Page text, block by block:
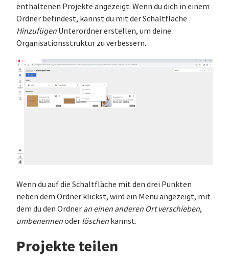
enthaltenen Projekte angezeigt. Wenn du dich in einem
Ordner befindest, kannst du mit der Schaltfläche
Hinzufügen Unterordner erstellen, um deine
Organisationsstruktur zu verbessern.
Wenn du auf die Schaltfläche mit den drei Punkten
neben dem Ordner klickst, wird ein Menü angezeigt, mit
dem du den Ordner an einen anderen Ort verschieben,
umbenennenoder löschen kannst.
Projekte teilen